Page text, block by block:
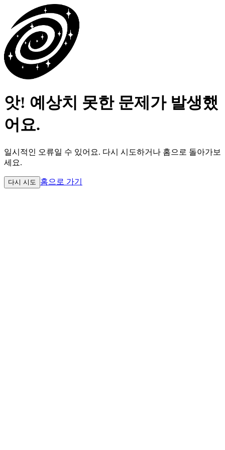
앗! 예상치 못한 문제가 발생했
어요.
일시적인 오류일 수 있어요. 다시 시도하거나 홈으로 돌아가보
세요.
다시 시도 홈으로 가기